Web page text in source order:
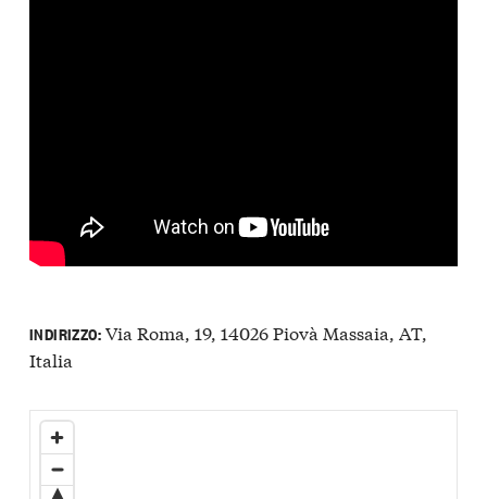
INDIRIZZO:Via Roma, 19, 14026 Piovà Massaia, AT,
Italia